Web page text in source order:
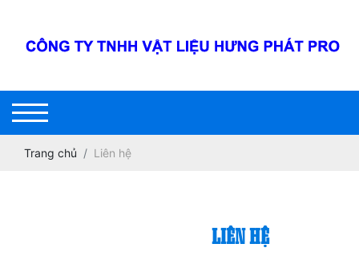
Trang chủ Liên hệ
LIÊN HỆ